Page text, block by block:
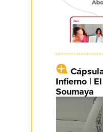
Infierno |
Soumaya